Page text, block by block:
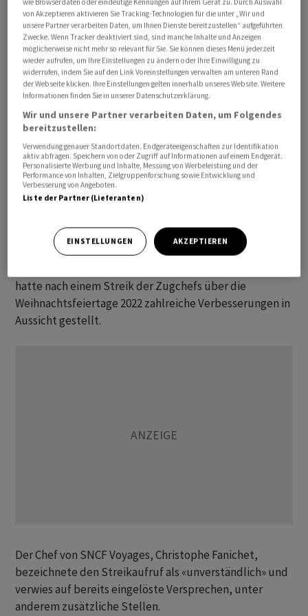
rechnen ist.
Die SNCF stellen nach Angaben der SBB den gesamten
Streikfahrplan jeweils an den Vorabenden ins Internet.
Zudem informiert die Bahn über SMS.
Die Betreibergesellschaft der
Hochgeschwindigkeitszüge TGV Lyria teilte mit, dass
am Freitag fünf Verbindungen zwischen Paris, Genf,
Lausanne, Basel und Zürich ausfallen. Die Ausfälle von
Samstag und Sonntag veröffentlicht das Unternehmen
am Donnerstag.
Mehrere Gewerkschaften hatten zu dem Streik
aufgerufen, weil Zusagen des Unternehmens ihrer
hatte nach einem Streik der Zugchefs über die
Weihnachtsfeiertage 2022 zahlreiche Verbesserungen in
Aussicht gestellt.
Der Chef von SNCF Voyages, Christophe Fanichet,
bezeichnete den Streikaufruf als «unverständlich» und
verwies auf bereits eingelöste Versprechen, unter
anderem zusätzliche Stellen.
wie Browserdaten oder eindeutige Kennungen auf Ihrem Gerät zu. Durch Auswahl
von Akzeptieren aktivieren Sie Tracking-Technologien für die unter „Wir und
unsere Partner verarbeiten Daten, um Ihnen Dienste bereitzustellen“ aufgeführten
Zwecke. Wenn Tracker deaktiviert sind, sind manche Inhalte und Anzeigen
möglicherweise nicht mehr so relevant für Sie. Sie können dieses Menü jederzeit
wieder aufrufen, um Ihre Einstellungen zu ändern oder Ihre Einwilligung zu
widerrufen, indem Sie auf den Link Voreinstellungen verwalten am unteren Rand
der Webseite klicken. Ihre Einstellungen gelten innerhalb unseres Website. Weitere
Informationen finden Sie in unserer Datenschutzerklärung.
Wir und unsere Partner verarbeiten Daten, um Folgendes
bereitzustellen:
Verwendung genauer Standortdaten. Endgeräteeigenschaften zur Identifikation
aktiv abfragen. Speichern von oder Zugriff auf Informationen auf einem Endgerät.
Personalisierte Werbung und Inhalte, Messung von Werbeleistung und der
Performance von Inhalten, Zielgruppenforschung sowie Entwicklung und
Verbesserung von Angeboten.
Liste der Partner (Lieferanten)
EINSTELLUNGEN AKZEPTIEREN